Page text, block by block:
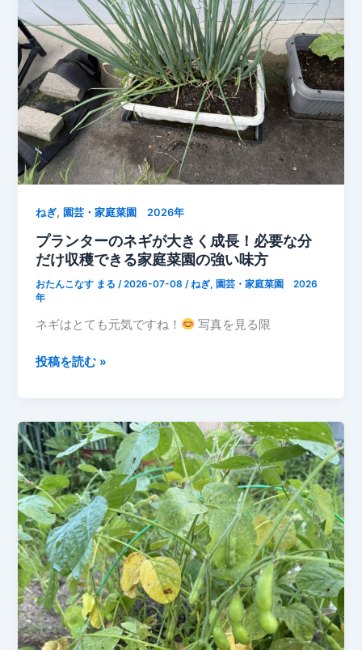
近
【家
庭
菜
園】
緑
の
実
が
ど
ん
ど
ん
大
く
長
中
【家
庭
菜
7
記
録】
ねぎ,園芸・家庭菜園 2026年
プランターのネギが大きく成長！必要な分
だけ収穫できる家庭菜園の強い味方
おたんこなす まる/2026-07-08/ねぎ, 園芸・家庭菜園 2026
年
ネギはとても元気ですね！ 写真を見る限
プ
タ
ー
の
ネ
ギ
が
大
き
く
成
長！
必
投稿を読む »